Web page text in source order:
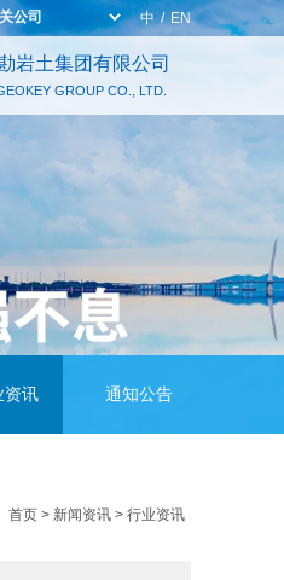
中 / EN
岩土集团有限公司
GROUP CO., LTD.
资讯 通知公告
首页 > 新闻资讯 > 行业资讯